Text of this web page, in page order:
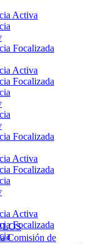
Activa
Focalizada
Activa
Focalizada
Focalizada
Activa
Focalizada
Activa
Focalizada
Comisión de